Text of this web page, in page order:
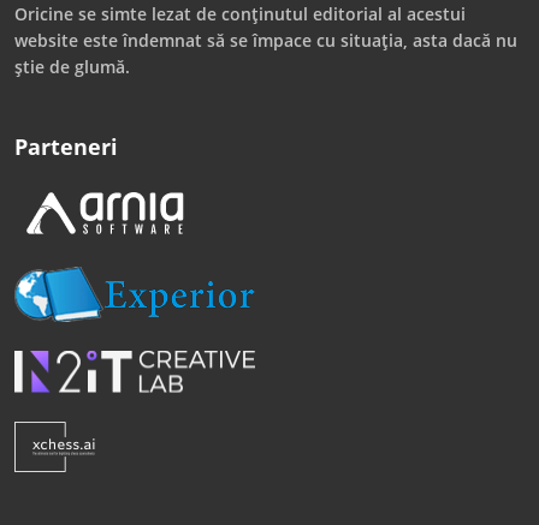
Oricine se simte lezat de conținutul editorial al acestui
website este îndemnat să se împace cu situația, asta dacă nu
știe de glumă.
Parteneri